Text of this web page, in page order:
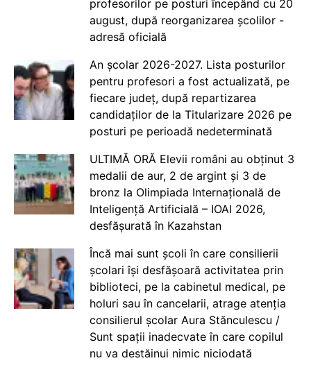
profesorilor pe posturi începând cu 20
august, după reorganizarea școlilor -
adresă oficială
An școlar 2026-2027. Lista posturilor
pentru profesori a fost actualizată, pe
fiecare județ, după repartizarea
candidaților de la Titularizare 2026 pe
posturi pe perioadă nedeterminată
ULTIMĂ ORĂ Elevii români au obținut 3
medalii de aur, 2 de argint și 3 de
bronz la Olimpiada Internațională de
Inteligență Artificială – IOAI 2026,
desfășurată în Kazahstan
Încă mai sunt școli în care consilierii
școlari își desfășoară activitatea prin
biblioteci, pe la cabinetul medical, pe
holuri sau în cancelarii, atrage atenția
consilierul școlar Aura Stănculescu /
Sunt spații inadecvate în care copilul
nu va destăinui nimic niciodată